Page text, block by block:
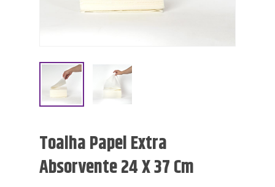
Toalha Papel Extra
Absorvente 24 X 37 Cm